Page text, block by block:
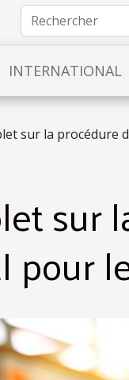
INTERNATIONAL
sur la procédure
sur
pour